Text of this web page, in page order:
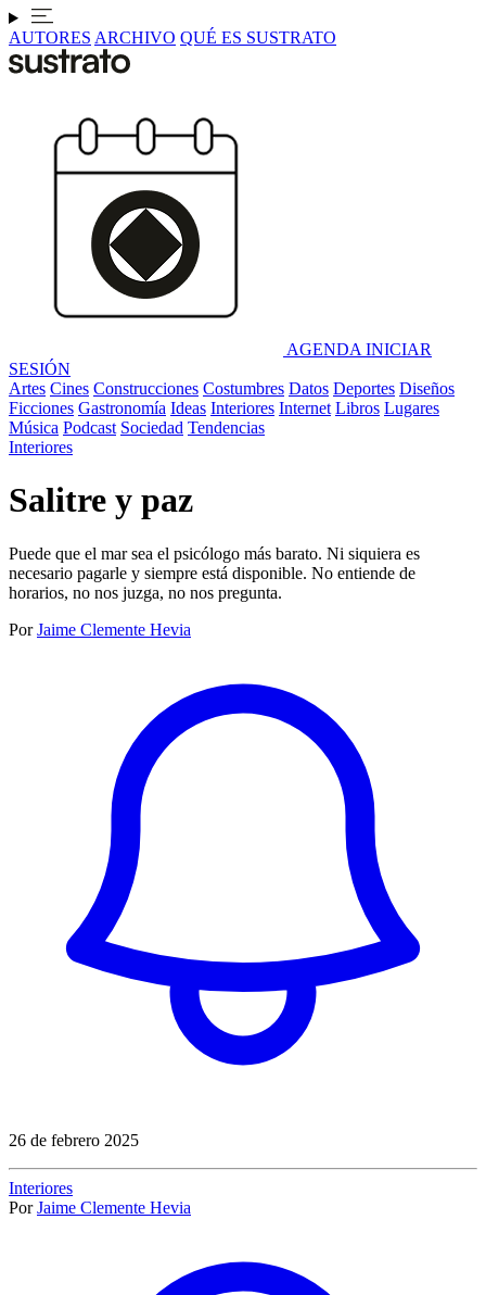
AUTORES ARCHIVO QUÉ ES SUSTRATO
AGENDA INICIAR
SESIÓN
Artes Cines Construcciones Costumbres Datos Deportes Diseños
Ficciones Gastronomía Ideas Interiores Internet Libros Lugares
Música Podcast Sociedad Tendencias
Interiores
Salitre y paz
Puede que el mar sea el psicólogo más barato. Ni siquiera es
necesario pagarle y siempre está disponible. No entiende de
horarios, no nos juzga, no nos pregunta.
Por Jaime Clemente Hevia
26 de febrero 2025
Interiores
Por Jaime Clemente Hevia